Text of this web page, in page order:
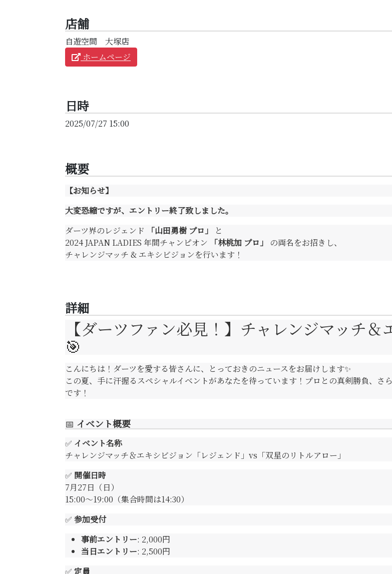
店舗
自遊空間 大塚店
ホームページ
日時
2025/07/27 15:00
概要
【お知らせ】
大変恐縮ですが、エントリー終了致しました。
ダーツ界のレジェンド
「山田勇樹 プロ」
と
2024 JAPAN LADIES 年間チャンピオン
「林桃加 プロ」
の両名をお招きし、
チャレンジマッチ & エキシビジョンを行います！
詳細
【ダーツファン必見！】チャレンジマッチ
🎯
こんにちは！ダーツを愛する皆さんに、とっておきのニュースをお届けします✨
この夏、手に汗握るスペシャルイベントがあなたを待っています！プロとの真剣勝負、
です！
📅 イベント概要
✅ イベント名称
チャレンジマッチ＆エキシビジョン「レジェンド」vs「双星のリトルアロー」
✅ 開催日時
7月27日（日）
15:00～19:00（集合時間は14:30）
✅ 参加受付
事前エントリー: 2,000円
当日エントリー: 2,500円
✅ 定員